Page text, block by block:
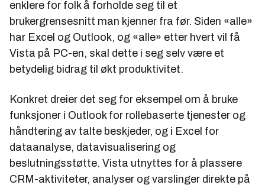
enklere for folk å forholde seg til et
brukergrensesnitt man kjenner fra før. Siden «alle»
har Excel og Outlook, og «alle» etter hvert vil få
Vista på PC-en, skal dette i seg selv være et
betydelig bidrag til økt produktivitet.
Konkret dreier det seg for eksempel om å bruke
funksjoner i Outlook for rollebaserte tjenester og
håndtering av talte beskjeder, og i Excel for
dataanalyse, datavisualisering og
beslutningsstøtte. Vista utnyttes for å plassere
CRM-aktiviteter, analyser og varslinger direkte på